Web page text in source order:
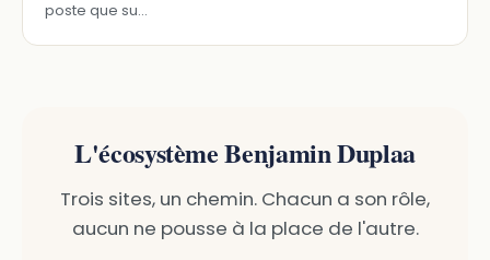
poste que su…
L'écosystème Benjamin Duplaa
Trois sites, un chemin. Chacun a son rôle,
aucun ne pousse à la place de l'autre.